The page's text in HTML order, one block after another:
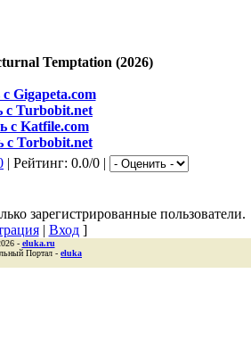
Temptation (2026)
Gigapeta.com
с Turbobit.net
с Katfile.com
с Torbobit.net
| Рейтинг: 0.0/0 |
зарегистрированные пользователи.
| Вход]
- eluka.ru
Портал - eluka